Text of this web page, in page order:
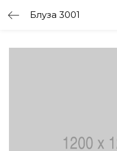
Блуза 3001
LOGIN
Remember me